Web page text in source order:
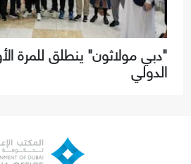
"دبي مولاثون" ينطلق للمرة
الدولي